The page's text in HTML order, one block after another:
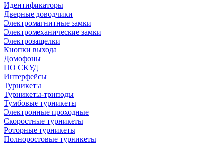
Идентификаторы
Дверные доводчики
Электромагнитные замки
Электромеханические замки
Электрозащелки
Кнопки выхода
Домофоны
ПО СКУД
Интерфейсы
Турникеты
Турникеты-триподы
Тумбовые турникеты
Электронные проходные
Скоростные турникеты
Роторные турникеты
Полноростовые турникеты